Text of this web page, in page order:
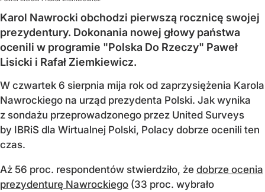
Karol Nawrocki obchodzi pierwszą rocznicę swojej
prezydentury. Dokonania nowej głowy państwa
ocenili w programie "Polska Do Rzeczy" Paweł
Lisicki i Rafał Ziemkiewicz.
W czwartek 6 sierpnia mija rok od zaprzysiężenia Karola
Nawrockiego na urząd prezydenta Polski. Jak wynika
z sondażu przeprowadzonego przez United Surveys
by IBRiS dla Wirtualnej Polski, Polacy dobrze ocenili ten
czas.
Aż 56 proc. respondentów stwierdziło, że dobrze ocenia
prezydenturę Nawrockiego (33 proc. wybrało